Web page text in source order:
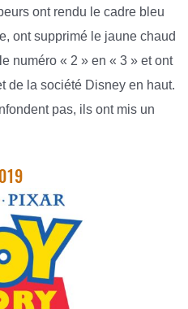
ont rendu le cadre bleu
ont supprimé le jaune chaud
numéro « 2 » en « 3 » et ont
de la société Disney en haut.
pas, ils ont mis un